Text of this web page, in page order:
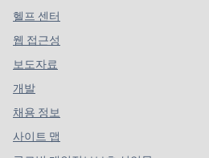
헬프 센터
웹 접근성
보도자료
개발
채용 정보
사이트 맵